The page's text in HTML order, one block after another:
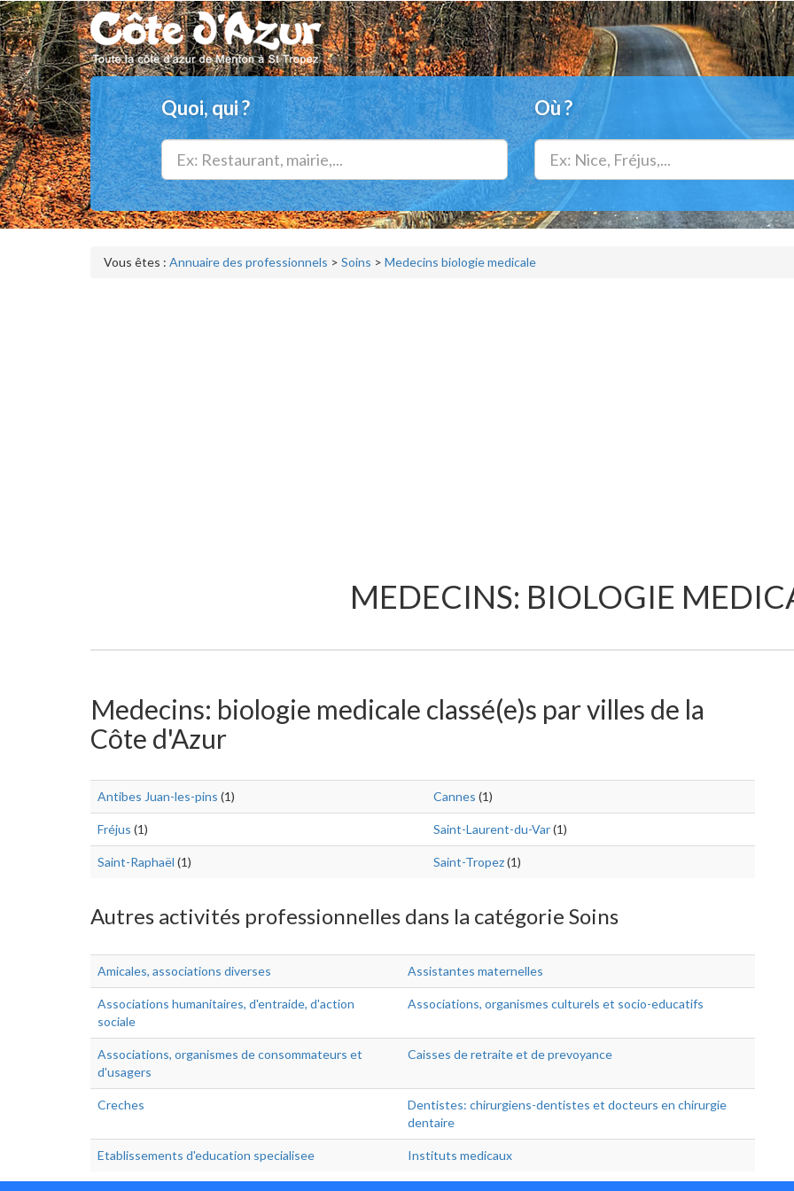
Quoi, qui ? Où ?
Vous êtes : Annuaire des professionnels > Soins > Medecins biologie medicale
MEDECINS: BIOLOGIE
Medecins: biologie medicale classé(e)s par villes de la
Côte d'Azur
Antibes Juan-les-pins (1) Cannes (1)
Fréjus (1) Saint-Laurent-du-Var(1)
Saint-Raphaël (1) Saint-Tropez(1)
Autres activités professionnelles dans la catégorie Soins
Amicales, associations diverses Assistantes maternelles
Associations humanitaires, d'entraide, d'action
sociale
Associations, organismes culturels et socio-educatifs
Associations, organismes de consommateurs et
d'usagers
Caisses de retraite et de prevoyance
Creches
Dentistes: chirurgiens-dentistes et docteurs en chirurgie
dentaire
Etablissements d'education specialisee Instituts medicaux